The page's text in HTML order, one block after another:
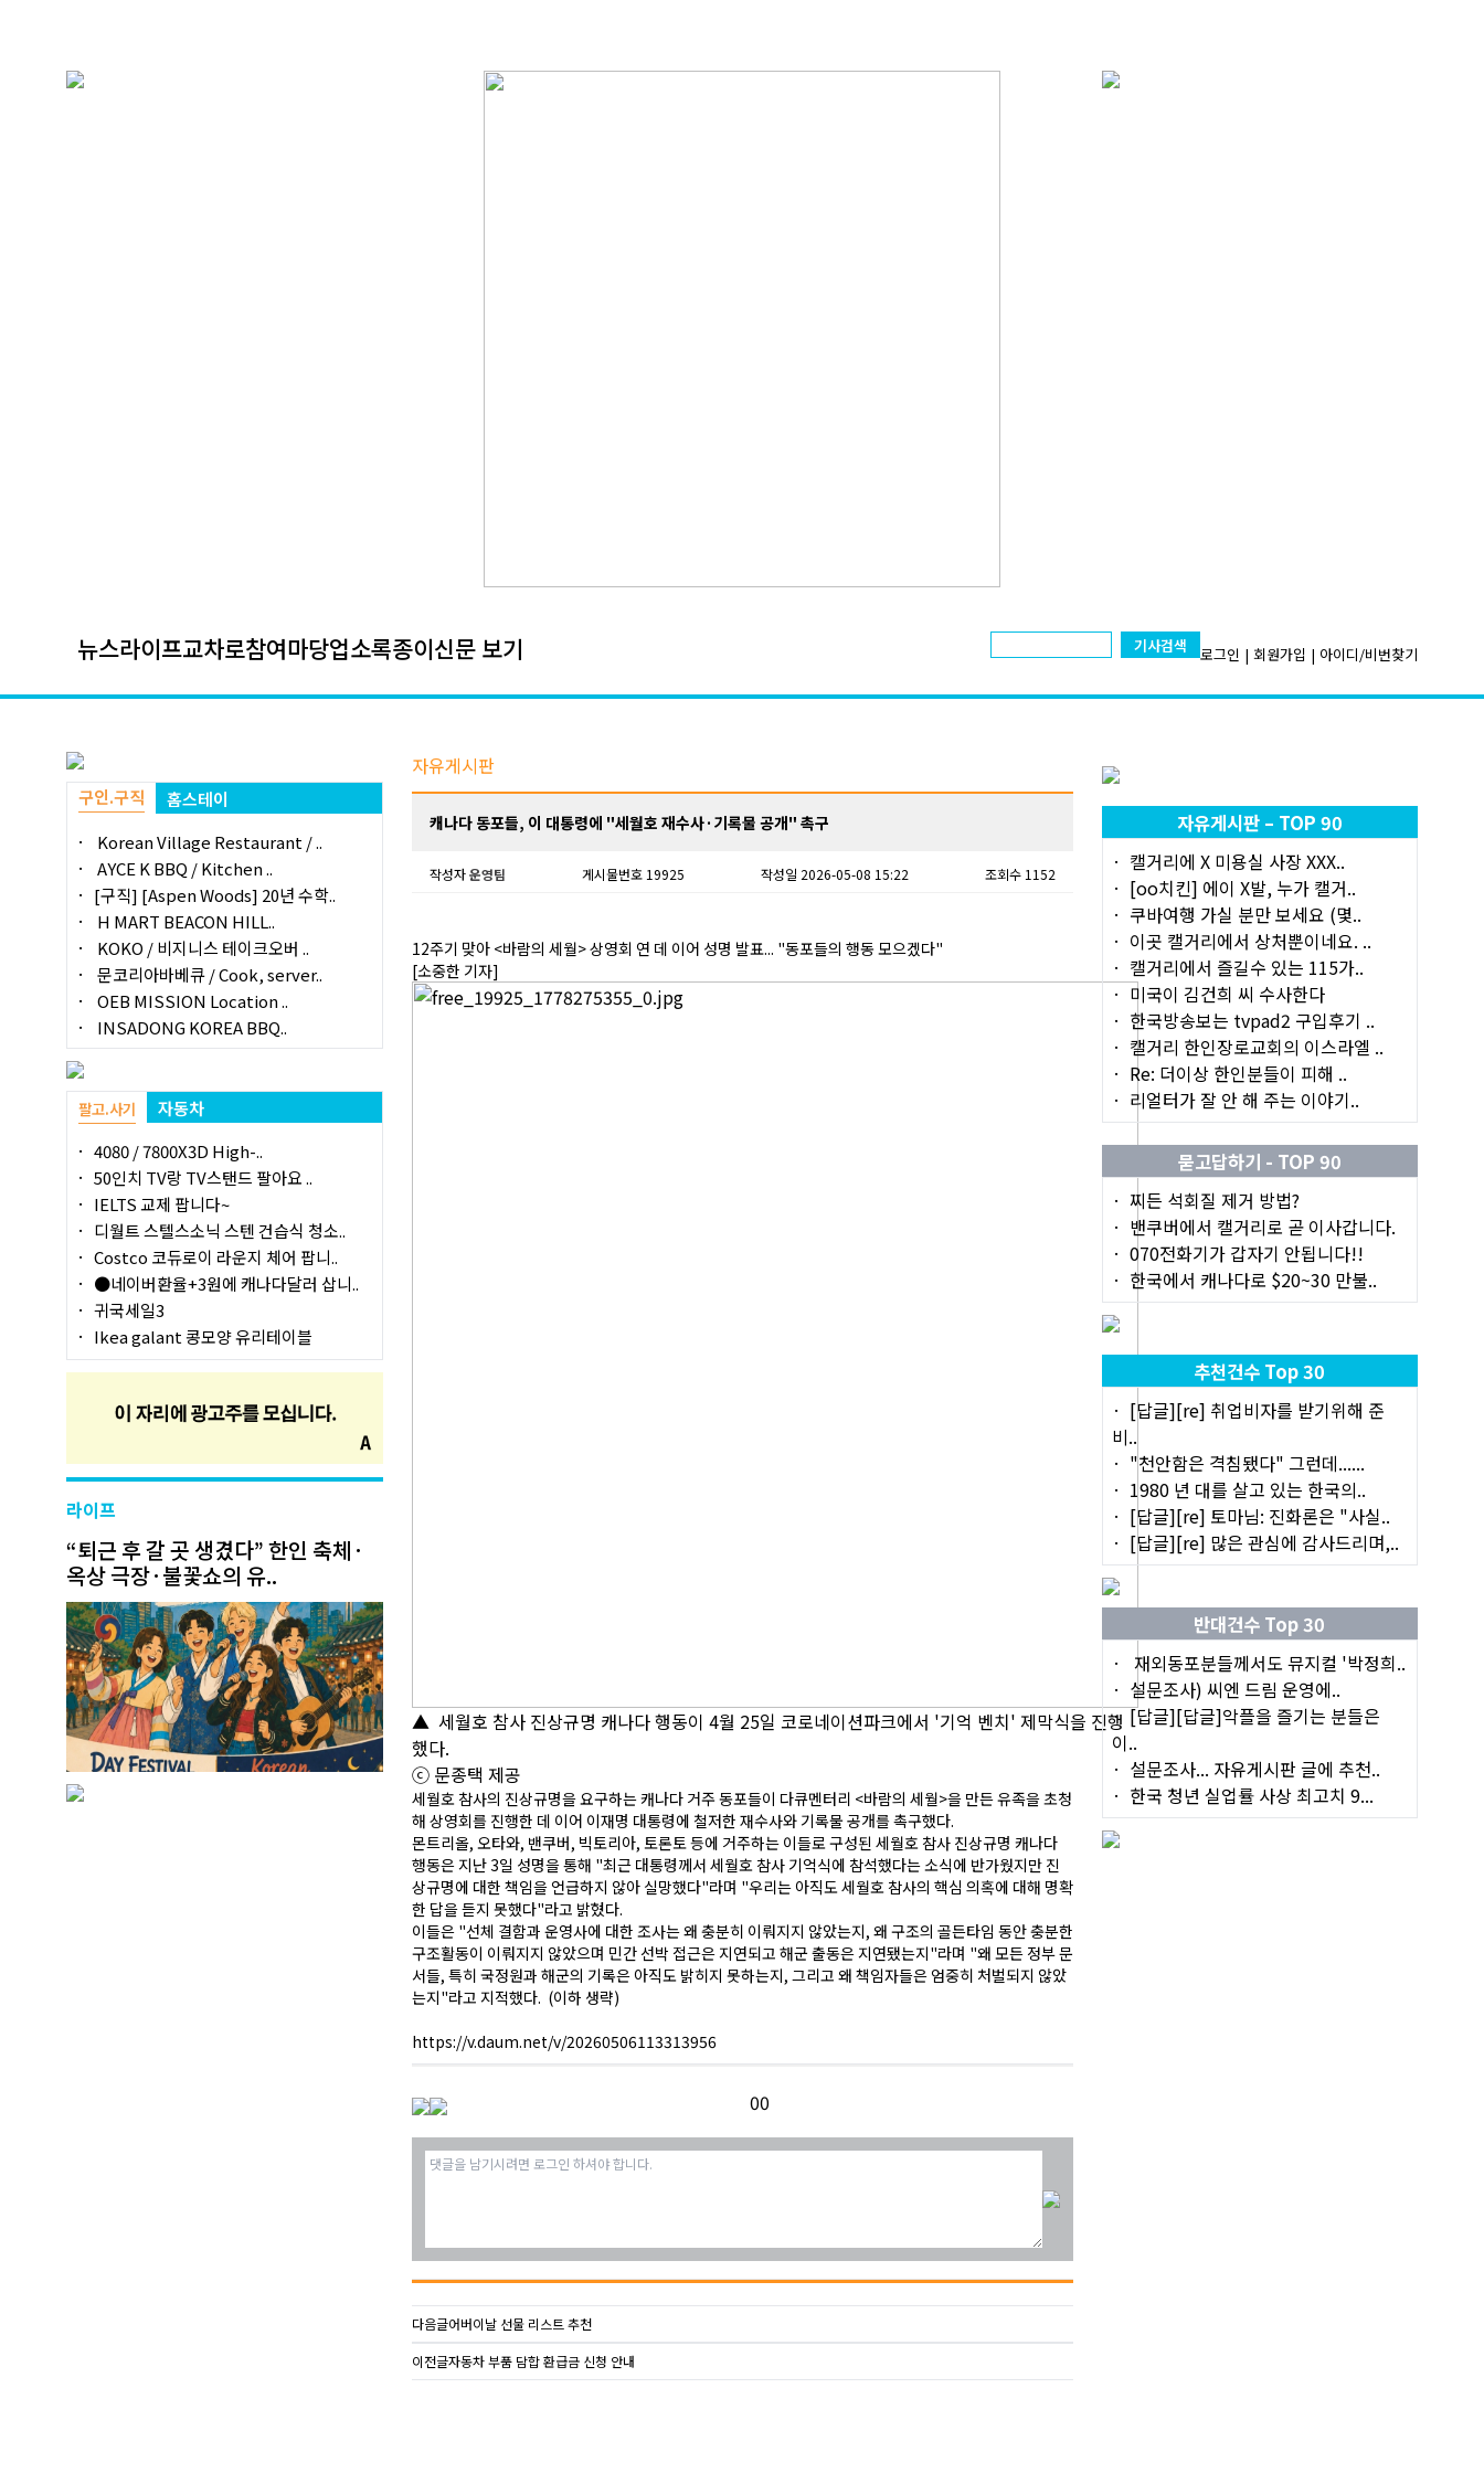
뉴스라이프교차로참여마당업소록종이신문 보기 기사검색 로그인 | 회원가입 | 아이디/비번찾기
구인.구직
홈스테이
Korean Village Restaurant / ..
AYCE K BBQ / Kitchen ..
[구직] [Aspen Woods] 20년 수학..
H MART BEACON HILL..
KOKO / 비지니스 테이크오버 ..
문코리아바베큐 / Cook, server..
OEB MISSION Location ..
INSADONG KOREA BBQ..
팔고.사기
자동차
4080 / 7800X3D High-..
50인치 TV랑 TV스탠드 팔아요 ..
IELTS 교제 팝니다~
디월트 스텔스소닉 스텐 건습식 청소..
Costco 코듀로이 라운지 체어 팝니..
●네이버환율+3원에 캐나다달러 삽니..
귀국세일3
Ikea galant 콩모양 유리테이블
라이프
“퇴근 후 갈 곳 생겼다” 한인 축체·
옥상 극장·불꽃쇼의 유..
자유게시판
캐나다 동포들, 이 대통령에 "세월호 재수사·기록물 공개" 촉구
작성자운영팀 게시물번호 19925 작성일 2026-05-08 15:22 조회수 1152
12주기 맞아 <바람의 세월> 상영회 연 데 이어 성명 발표... "동포들의 행동 모으겠다"
[소중한 기자]
▲ 세월호 참사 진상규명 캐나다 행동이 4월 25일 코로네이션파크에서 '기억 벤치' 제막식을 진행
했다.
ⓒ 문종택 제공
세월호 참사의 진상규명을 요구하는 캐나다 거주 동포들이 다큐멘터리 <바람의 세월>을 만든 유족을 초청
해 상영회를 진행한 데 이어 이재명 대통령에 철저한 재수사와 기록물 공개를 촉구했다.
몬트리올, 오타와, 밴쿠버, 빅토리아, 토론토 등에 거주하는 이들로 구성된 세월호 참사 진상규명 캐나다
행동은 지난 3일 성명을 통해 "최근 대통령께서 세월호 참사 기억식에 참석했다는 소식에 반가웠지만 진
상규명에 대한 책임을 언급하지 않아 실망했다"라며 "우리는 아직도 세월호 참사의 핵심 의혹에 대해 명확
한 답을 듣지 못했다"라고 밝혔다.
이들은 "선체 결함과 운영사에 대한 조사는 왜 충분히 이뤄지지 않았는지, 왜 구조의 골든타임 동안 충분한
구조활동이 이뤄지지 않았으며 민간 선박 접근은 지연되고 해군 출동은 지연됐는지"라며 "왜 모든 정부 문
서들, 특히 국정원과 해군의 기록은 아직도 밝히지 못하는지, 그리고 왜 책임자들은 엄중히 처벌되지 않았
는지"라고 지적했다. (이하 생략)
https://v.daum.net/v/20260506113313956
00
다음글어버이날 선물 리스트 추천
이전글자동차 부품 담합 환급금 신청 안내
자유게시판 – TOP 90
캘거리에 X 미용실 사장 XXX..
[oo치킨] 에이 X발, 누가 캘거..
쿠바여행 가실 분만 보세요 (몇..
이곳 캘거리에서 상처뿐이네요. ..
캘거리에서 즐길수 있는 115가..
미국이 김건희 씨 수사한다
한국방송보는 tvpad2 구입후기 ..
캘거리 한인장로교회의 이스라엘 ..
Re: 더이상 한인분들이 피해 ..
리얼터가 잘 안 해 주는 이야기..
묻고답하기 - TOP 90
찌든 석회질 제거 방법?
밴쿠버에서 캘거리로 곧 이사갑니다.
070전화기가 갑자기 안됩니다!!
한국에서 캐나다로 $20~30 만불..
추천건수 Top 30
[답글][re] 취업비자를 받기위해 준
비..
"천안함은 격침됐다" 그런데......
1980 년 대를 살고 있는 한국의..
[답글][re] 토마님: 진화론은 "사실..
[답글][re] 많은 관심에 감사드리며,..
반대건수 Top 30
재외동포분들께서도 뮤지컬 '박정희..
설문조사) 씨엔 드림 운영에..
[답글][답글]악플을 즐기는 분들은
이..
설문조사... 자유게시판 글에 추천..
한국 청년 실업률 사상 최고치 9...